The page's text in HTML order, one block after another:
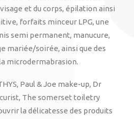
et du corps, épilation ainsi
forfaits minceur LPG, une
semi permanent, manucure,
mariée/soirée, ainsi que des
microdermabrasion.
Paul & Joe make-up, Dr
The somerset toiletry
la délicatesse des produits